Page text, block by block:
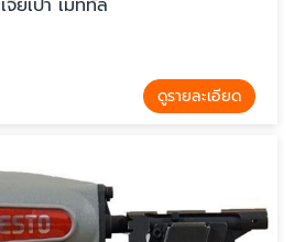
ยเป่า เมททัล
ดูรายละเอียด